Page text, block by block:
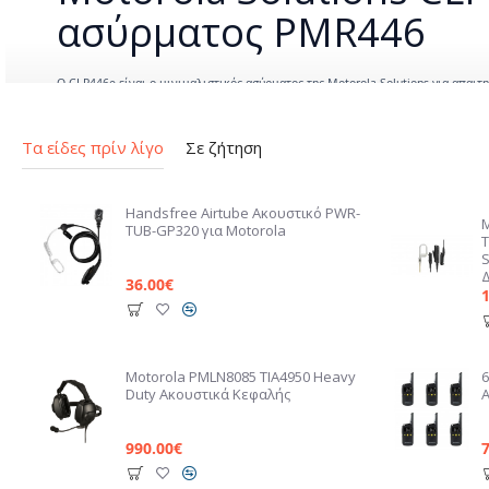
ασύρματος PMR446
Ο CLP446e είναι ο μινιμαλιστικός ασύρματος της Motorola Solutions για
Τα είδες πρίν λίγο Σε ζήτηση
Handsfree Airtube Ακουστικό PWR-
TUB-GP320 για Motorola
36.00€
Motorola PMLN8085 TIA4950 Heavy
Duty Ακουστικά Κεφαλής
990.00€